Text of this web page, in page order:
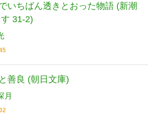
いちばん透きとおった物語 (新潮
31-2)
善良 (朝日文庫)
月